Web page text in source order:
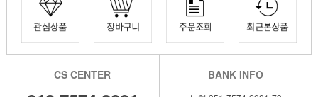
CS CENTER BANK INFO